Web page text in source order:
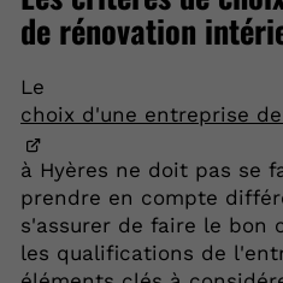
de rénovation
Le
choix d'une entreprise
à Hyères ne doit pas se
prendre en compte
s'assurer de faire le bon
les qualifications de